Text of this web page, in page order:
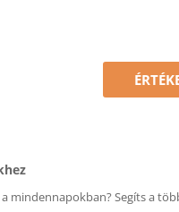
Segíts a